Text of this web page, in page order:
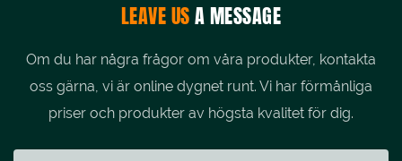
LEAVE USA MESSAGE
Om du har några frågor om våra produkter, kontakta
oss gärna, vi är online dygnet runt. Vi har förmånliga
priser och produkter av högsta kvalitet för dig.